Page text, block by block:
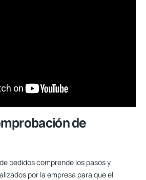
de
pedidos comprende los pasos y
por la empresa para que el